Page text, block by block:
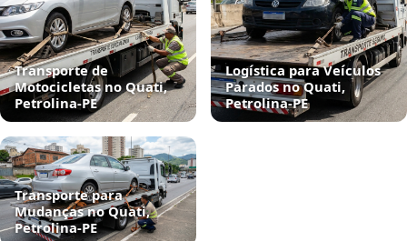
Transporte de
Motocicletas no Quati,
Petrolina‑PE
Logística para Veículos
Parados no Quati,
Petrolina‑PE
Transporte para
Mudanças no Quati,
Petrolina‑PE